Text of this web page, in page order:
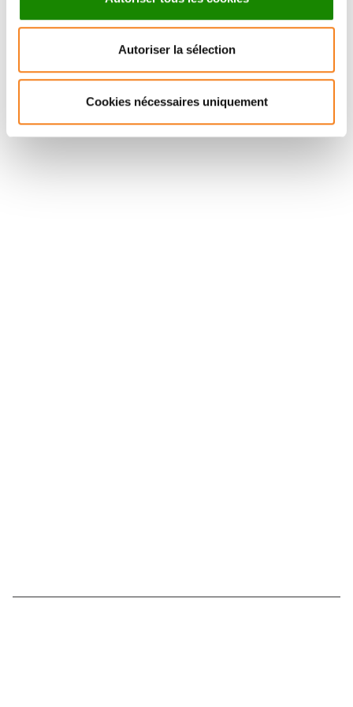
Autoriser la sélection
Cookies nécessaires uniquement
FRANCOIS-CLEMENT
BIDARD
Professeur - Médecin